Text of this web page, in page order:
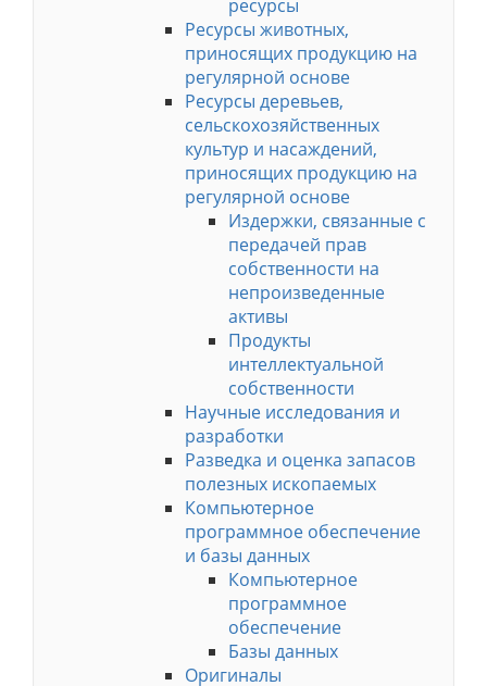
ресурсы
Ресурсы животных,
приносящих продукцию на
регулярной основе
Ресурсы деревьев,
сельскохозяйственных
культур и насаждений,
приносящих продукцию на
регулярной основе
Издержки, связанные с
передачей прав
собственности на
непроизведенные
активы
Продукты
интеллектуальной
собственности
Научные исследования и
разработки
Разведка и оценка запасов
полезных ископаемых
Компьютерное
программное обеспечение
и базы данных
Компьютерное
программное
обеспечение
Базы данных
Оригиналы